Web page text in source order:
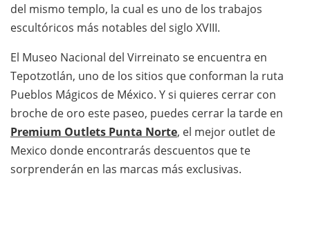
del mismo templo, la cual es uno de los trabajos
escultóricos más notables del siglo XVIII.
El Museo Nacional del Virreinato se encuentra en
Tepotzotlán, uno de los sitios que conforman la ruta
Pueblos Mágicos de México. Y si quieres cerrar con
broche de oro este paseo, puedes cerrar la tarde en
Premium Outlets Punta Norte, el mejor outlet de
Mexico donde encontrarás descuentos que te
sorprenderán en las marcas más exclusivas.